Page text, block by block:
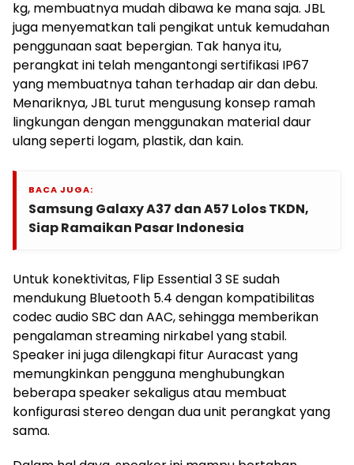
kg, membuatnya mudah dibawa ke mana saja. JBL
juga menyematkan tali pengikat untuk kemudahan
penggunaan saat bepergian. Tak hanya itu,
perangkat ini telah mengantongi sertifikasi IP67
yang membuatnya tahan terhadap air dan debu.
Menariknya, JBL turut mengusung konsep ramah
lingkungan dengan menggunakan material daur
ulang seperti logam, plastik, dan kain.
BACA JUGA:
Samsung Galaxy A37 dan A57 Lolos TKDN,
Siap Ramaikan Pasar Indonesia
Untuk konektivitas, Flip Essential 3 SE sudah
mendukung Bluetooth 5.4 dengan kompatibilitas
codec audio SBC dan AAC, sehingga memberikan
pengalaman streaming nirkabel yang stabil.
Speaker ini juga dilengkapi fitur Auracast yang
memungkinkan pengguna menghubungkan
beberapa speaker sekaligus atau membuat
konfigurasi stereo dengan dua unit perangkat yang
sama.